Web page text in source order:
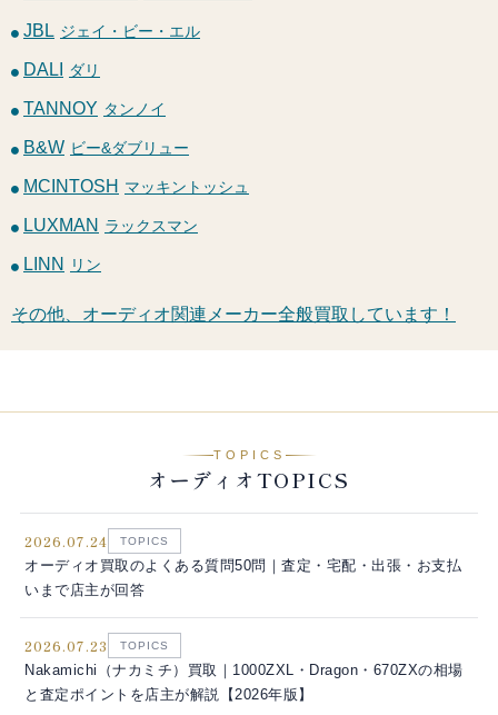
JBL ジェイ・ビー・エル
DALI ダリ
TANNOY タンノイ
B&W ビー&ダブリュー
MCINTOSH マッキントッシュ
LUXMAN ラックスマン
LINN リン
その他、オーディオ関連メーカー全般買取しています！
TOPICS
オーディオTOPICS
2026.07.24 TOPICS
オーディオ買取のよくある質問50問｜査定・宅配・出張・お支払
いまで店主が回答
2026.07.23 TOPICS
Nakamichi（ナカミチ）買取｜1000ZXL・Dragon・670ZXの相場
と査定ポイントを店主が解説【2026年版】